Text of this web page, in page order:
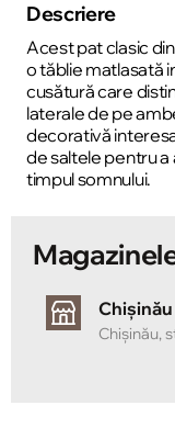
Descriere
Acest pat clasic
o tăblie matlasată
cusătură care
laterale de pe
decorativă
de saltele pentru
timpul somnului.
Chișinău
Chișinău,